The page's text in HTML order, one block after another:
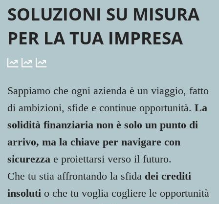
SOLUZIONI SU MISURA
PER LA TUA IMPRESA
Sappiamo che ogni azienda è un viaggio, fatto
di ambizioni, sfide e continue opportunità. La
solidità finanziaria non è solo un punto di
arrivo, ma la chiave per navigare con
sicurezza e proiettarsi verso il futuro.
Che tu stia affrontando la sfida dei crediti
insoluti o che tu voglia cogliere le opportunità